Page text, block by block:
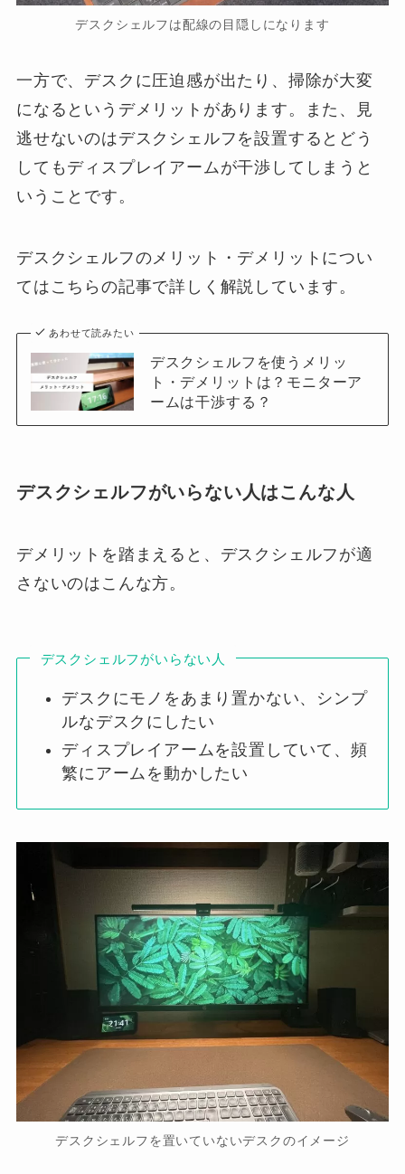
デスクシェルフは配線の目隠しになります
一方で、デスクに圧迫感が出たり、掃除が大変
になるというデメリットがあります。また、見
逃せないのはデスクシェルフを設置するとどう
してもディスプレイアームが干渉してしまうと
いうことです。
デスクシェルフのメリット・デメリットについ
てはこちらの記事で詳しく解説しています。
あわせて読みたい
デスクシェルフを使うメリッ
ト・デメリットは？モニターア
ームは干渉する？
デスクシェルフがいらない人はこんな人
デメリットを踏まえると、デスクシェルフが適
さないのはこんな方。
デスクシェルフがいらない人
デスクにモノをあまり置かない、シンプ
ルなデスクにしたい
ディスプレイアームを設置していて、頻
繁にアームを動かしたい
デスクシェルフを置いていないデスクのイメージ